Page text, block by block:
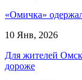
«Омичка»
10 Янв, 2026
Для жителей
дороже